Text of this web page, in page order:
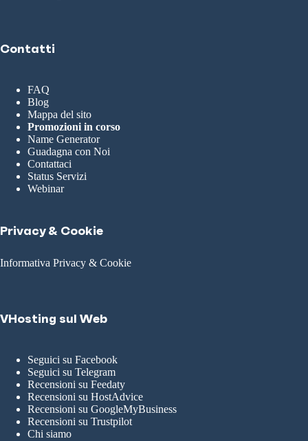
Contatti
FAQ
Blog
Mappa del sito
Promozioni in corso
Name Generator
Guadagna con Noi
Contattaci
Status Servizi
Webinar
Privacy & Cookie
Informativa Privacy & Cookie
VHosting sul Web
Seguici su Facebook
Seguici su Telegram
Recensioni su Feedaty
Recensioni su HostAdvice
Recensioni su GoogleMyBusiness
Recensioni su Trustpilot
Chi siamo